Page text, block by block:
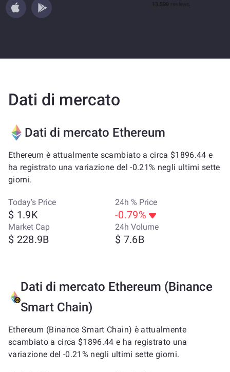
Dati di mercato
Dati di mercato Ethereum
Ethereum è attualmente scambiato a circa $1896.44 e
ha registrato una variazione del -0.21% negli ultimi sette
giorni.
Today’s Price
$ 1.9K
24h % Price
-0.79%
Market Cap
$ 228.9B
24h Volume
$ 7.6B
Dati di mercato Ethereum (Binance
Smart Chain)
Ethereum (Binance Smart Chain) è attualmente
scambiato a circa $1896.44 e ha registrato una
variazione del -0.21% negli ultimi sette giorni.